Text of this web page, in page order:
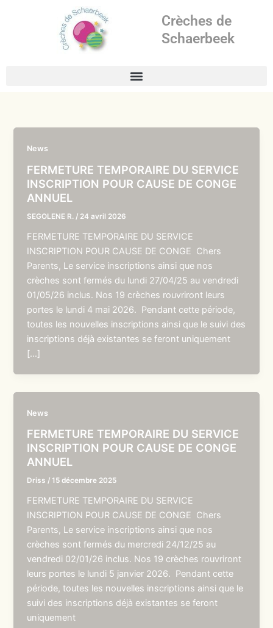
Crèches de
Schaerbeek
News
FERMETURE TEMPORAIRE DU SERVICE
INSCRIPTION POUR CAUSE DE CONGE
ANNUEL
SEGOLENE R. / 24 avril 2026
FERMETURE TEMPORAIRE DU SERVICE
INSCRIPTION POUR CAUSE DE CONGE Chers
Parents, Le service inscriptions ainsi que nos
crèches sont fermés du lundi 27/04/25 au vendredi
01/05/26 inclus. Nos 19 crèches rouvriront leurs
portes le lundi 4 mai 2026. Pendant cette période,
toutes les nouvelles inscriptions ainsi que le suivi des
inscriptions déjà existantes se feront uniquement
[…]
News
FERMETURE TEMPORAIRE DU SERVICE
INSCRIPTION POUR CAUSE DE CONGE
ANNUEL
Driss /15 décembre 2025
FERMETURE TEMPORAIRE DU SERVICE
INSCRIPTION POUR CAUSE DE CONGE Chers
Parents, Le service inscriptions ainsi que nos
crèches sont fermés du mercredi 24/12/25 au
vendredi 02/01/26 inclus. Nos 19 crèches rouvriront
leurs portes le lundi 5 janvier 2026. Pendant cette
période, toutes les nouvelles inscriptions ainsi que le
suivi des inscriptions déjà existantes se feront
uniquement